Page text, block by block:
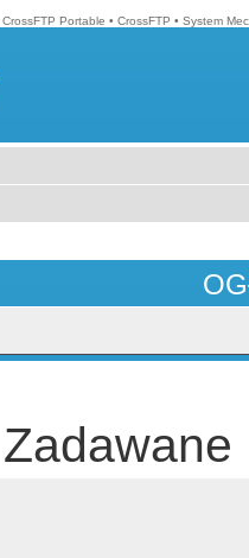
CrossFTP Portable • CrossFTP • System